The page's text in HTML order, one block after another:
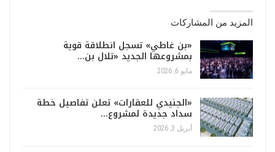
المزيد من المشاركات
«بن غاطي» تسجل انطلاقة قوية
بمشروعها الجديد «تلال بن…
مايو 6, 2026
«الجنيدي للعقارات» تعلن تفاصيل خطة
سداد جديدة لمشروع…
أبريل 3, 2026